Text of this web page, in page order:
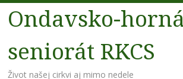
Ondavsko-
seniorát RKCS
Život našej cirkvi aj mimo nedele